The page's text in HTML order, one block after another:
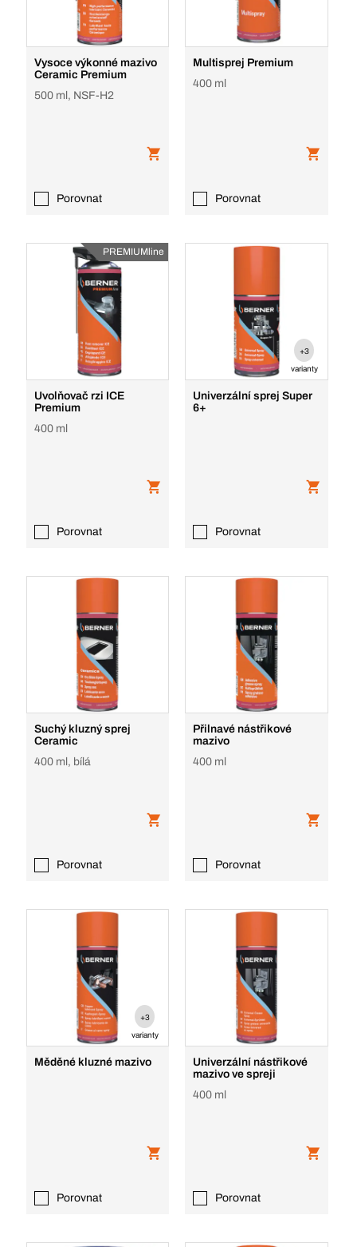
Vysoce výkonné mazivo
Ceramic Premium
500 ml, NSF-H2
Porovnat
Multisprej Premium
400 ml
Porovnat
PREMIUMline
Uvolňovač rzi ICE
Premium
400 ml
Porovnat
+3
varianty
Univerzální sprej Super
6+
Porovnat
Suchý kluzný sprej
Ceramic
400 ml, bílá
Porovnat
Přilnavé nástřikové
mazivo
400 ml
Porovnat
+3
varianty
Měděné kluzné mazivo
Porovnat
Univerzální nástřikové
mazivo ve spreji
400 ml
Porovnat